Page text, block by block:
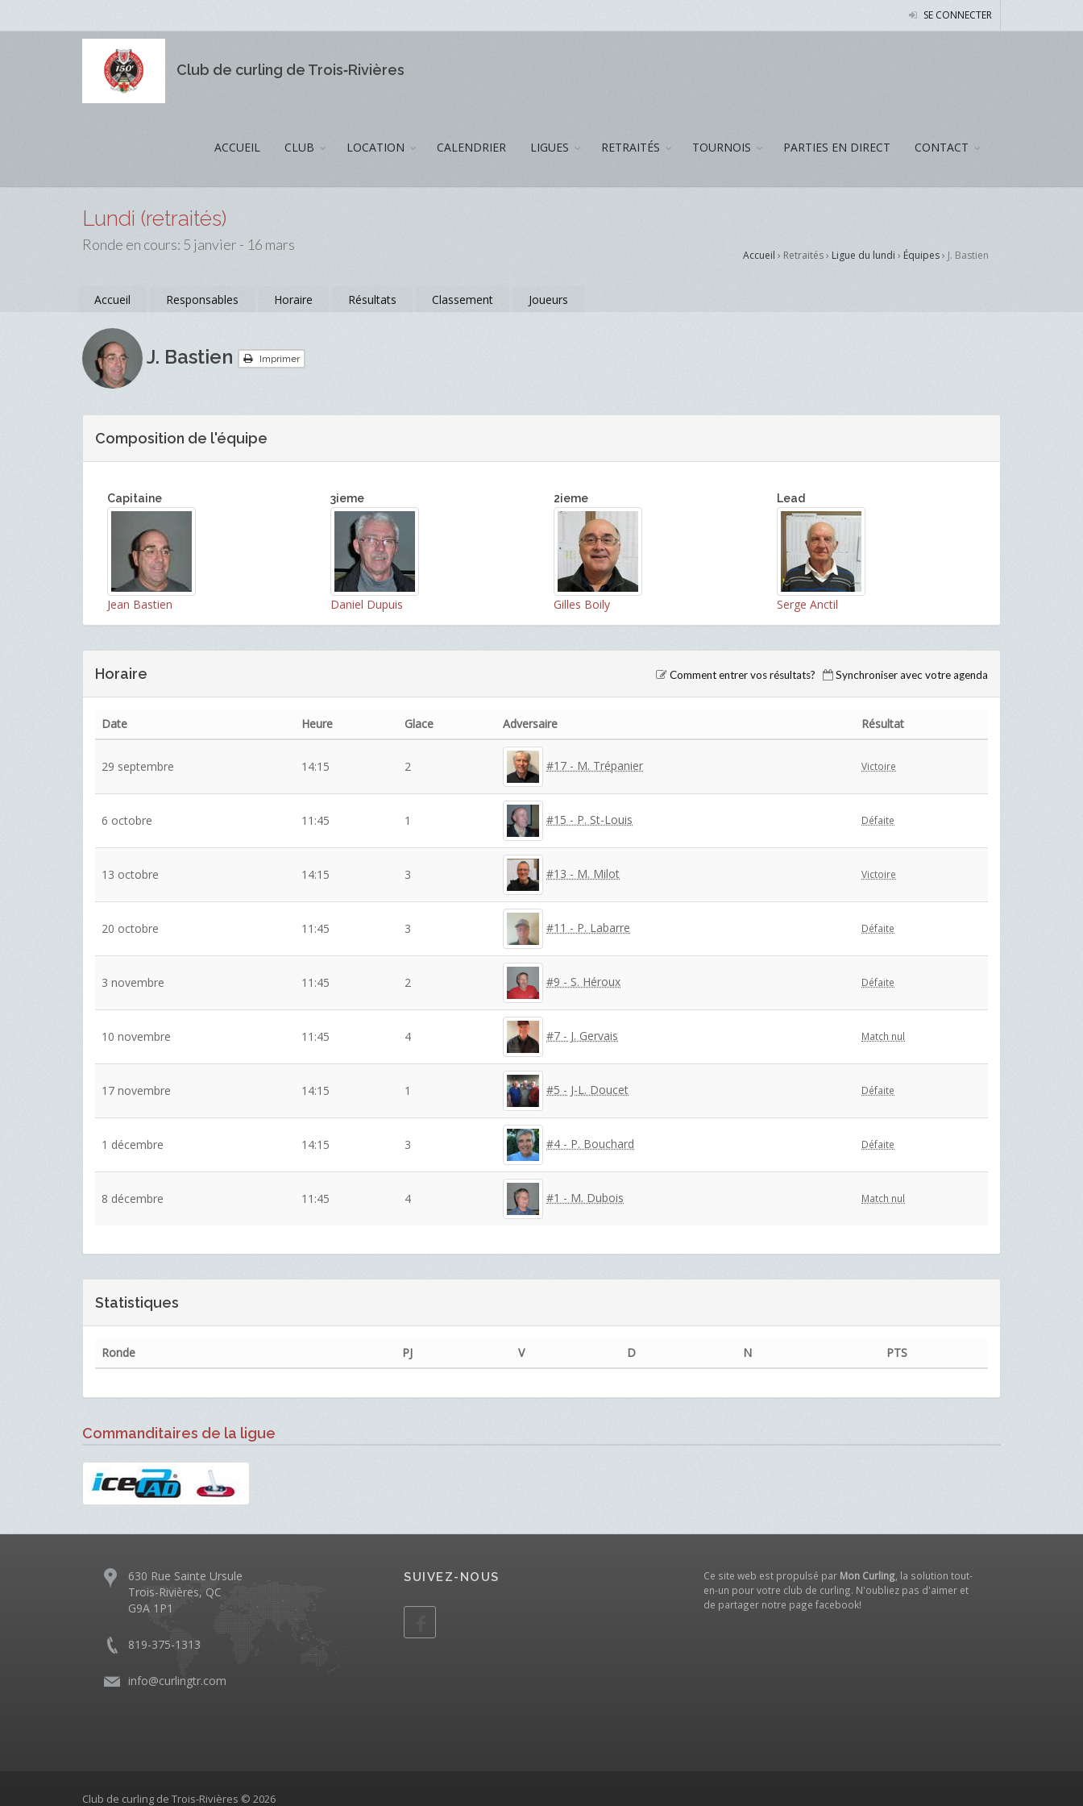
SE CONNECTER
Club de curling de Trois‑Rivières
ACCUEIL CLUB LOCATION CALENDRIER LIGUES RETRAITÉS TOURNOIS PARTIES EN DIRECT CONTACT
Lundi (retraités)
Ronde en cours: 5 janvier - 16 mars
Accueil › Retraités › Ligue du lundi › Équipes› J. Bastien
Accueil Responsables Horaire Résultats Classement Joueurs
J. Bastien Imprimer
Composition de l'équipe
Capitaine
Jean Bastien
3ieme
Daniel Dupuis
2ieme
Gilles Boily
Lead
Serge Anctil
Horaire Comment entrer vos résultats? Synchroniser avec votre agenda
Date Heure Glace Adversaire Résultat
29 septembre 14:15 2 #17 - M. Trépanier Victoire
6 octobre 11:45 1 #15 - P. St-Louis Défaite
13 octobre 14:15 3 #13 - M. Milot Victoire
20 octobre 11:45 3 #11 - P. Labarre Défaite
3 novembre 11:45 2 #9 - S. Héroux Défaite
10 novembre 11:45 4 #7 - J. Gervais Match nul
17 novembre 14:15 1 #5 - J-L. Doucet Défaite
1 décembre 14:15 3 #4 - P. Bouchard Défaite
8 décembre 11:45 4 #1 - M. Dubois Match nul
Statistiques
Ronde PJ V D N PTS
Commanditaires de la ligue
630 Rue Sainte Ursule
Trois-Rivières, QC
G9A 1P1
819-375-1313
info@curlingtr.com
SUIVEZ-NOUS Ce site web est propulsé par Mon Curling , la solution tout-
en-un pour votre club de curling. N'oubliez pas d'aimer et
de partager notre page facebook!
Club de curling de Trois-Rivières © 2026